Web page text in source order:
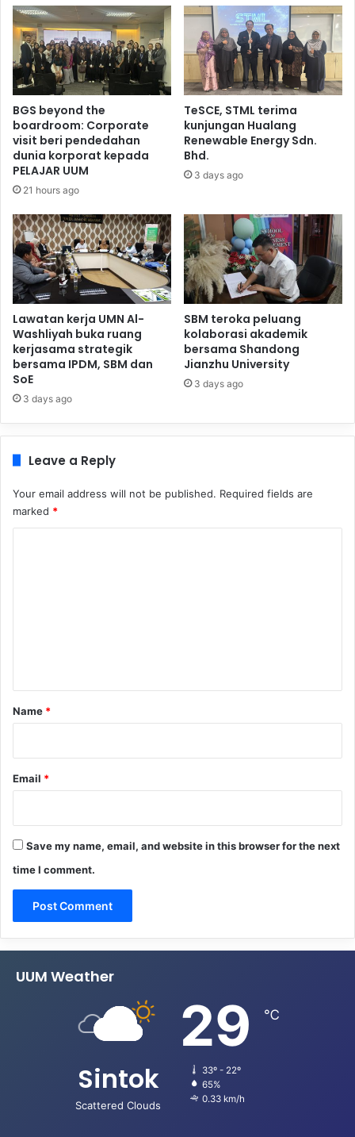
BGS beyond the
boardroom: Corporate
visit beri pendedahan
dunia korporat kepada
PELAJAR UUM
21 hours ago
TeSCE, STML terima
kunjungan Hualang
Renewable Energy Sdn.
Bhd.
3 days ago
Lawatan kerja UMN Al-
Washliyah buka ruang
kerjasama strategik
bersama IPDM, SBM dan
SoE
3 days ago
SBM teroka peluang
kolaborasi akademik
bersama Shandong
Jianzhu University
3 days ago
Leave a Reply
Your email address will not be published. Required fields are
marked *
*
Name *
Email *
Save my name, email, and website in this browser for the next
time I comment.
UUM Weather
Sintok
Scattered Clouds
29 ℃
33º - 22º
65%
0.33 km/h